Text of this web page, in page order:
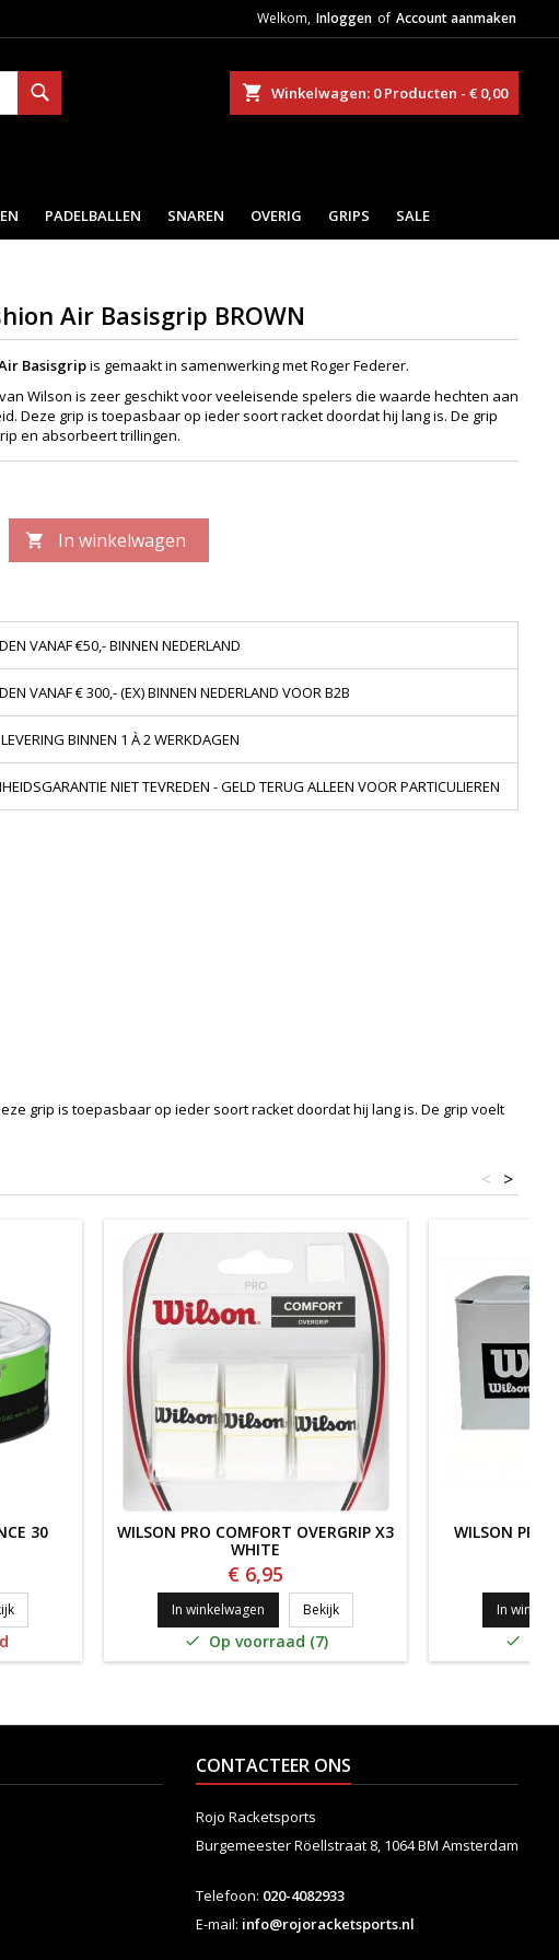
Welkom, Inloggen of Account aanmaken
Winkelwagen 0 Producten - € 0,00
PADELBALLEN SNAREN OVERIG GRIPS SALE
Air Basisgrip BROWN
Basisgripis gemaakt in samenwerking met Roger Federer.
Wilson is zeer geschikt voor veeleisende spelers die waarde hechten aan
Deze grip is toepasbaar op ieder soort racket doordat hij lang is. De grip
en absorbeert trillingen.
 In winkelwagen
VANAF €50,- BINNEN NEDERLAND
VANAF € 300,- (EX) BINNEN NEDERLAND VOOR B2B
BINNEN 1 À 2 WERKDAGEN
NIET TEVREDEN - GELD TERUG ALLEEN VOOR PARTICULIEREN
grip is toepasbaar op ieder soort racket doordat hij lang is. De grip voelt
>
<
30
SIGNUM PRO PERFORMANCE 30 STUKS WIT
WILSON PRO COMFORT OVERGRIP X3
WHITE
€ 6,95
In winkelwagen BekijkWilson Pro Comfort Overgrip x3
 Op voorraad (7)
WILSON PRO
In

CONTACTEER ONS
Rojo Racketsports
Burgemeester Röellstraat 8, 1064 BM Amsterdam
Telefoon: 020-4082933
E-mail: info@rojoracketsports.nl